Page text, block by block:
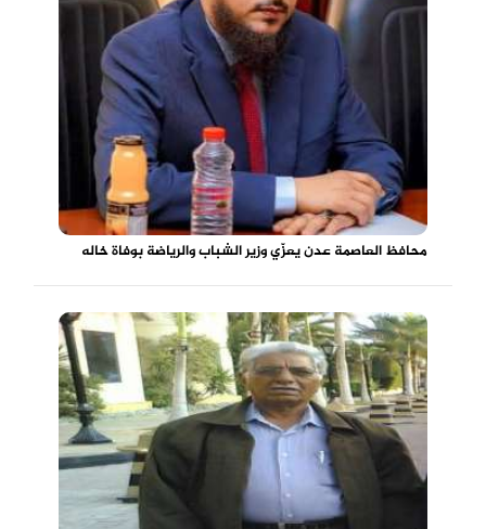
محافظ العاصمة عدن يعزّي وزير الشباب والرياضة بوفاة خاله